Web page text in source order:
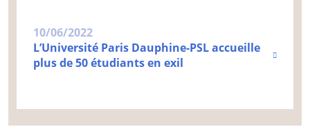
10/06/2022
L’Université Paris Dauphine-PSL accueille
plus de 50 étudiants en exil